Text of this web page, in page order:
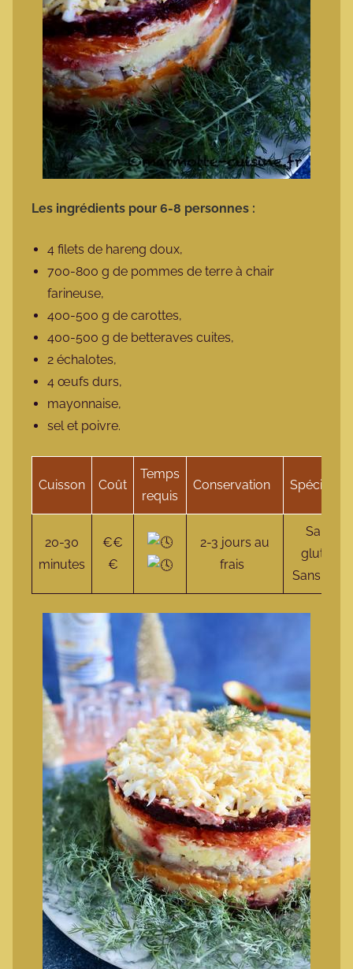
Les ingrédients pour 6-8 personnes :
4 filets de hareng doux,
700-800 g de pommes de terre à chair
farineuse,
400-500 g de carottes,
400-500 g de betteraves cuites,
2 échalotes,
4 œufs durs,
mayonnaise,
sel et poivre.
Cuisson Coût
Temps
requis
Conservation Spécificité
20-30
minutes
€€
€
2-3 jours au
frais
Sans
gluten
Sans lait